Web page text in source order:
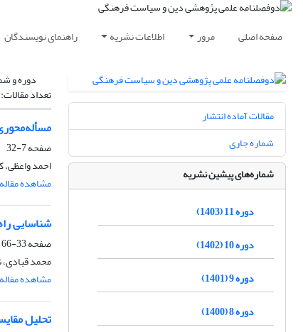
صفحه اصلی مرور اطلاعات نشریه راهنمای نویسندگان
دوره و
تعداد مقالات:
صفحه7-32
احمد واعظی،
مشاهده مقاله
شناسایی
صفحه33-66
محمد قبادی،
مشاهده مقاله
تحلیل
مقالات آماده انتشار
شماره جاری
شماره‌های پیشین نشریه
دوره 11 (1403)
دوره 10 (1402)
دوره 9 (1401)
دوره 8 (1400)